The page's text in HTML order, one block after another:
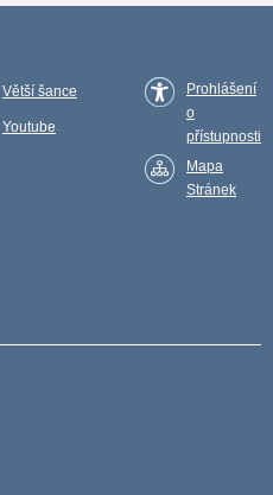
Větší šance
Youtube
Prohlášení
o
přístupnosti
Mapa
Stránek